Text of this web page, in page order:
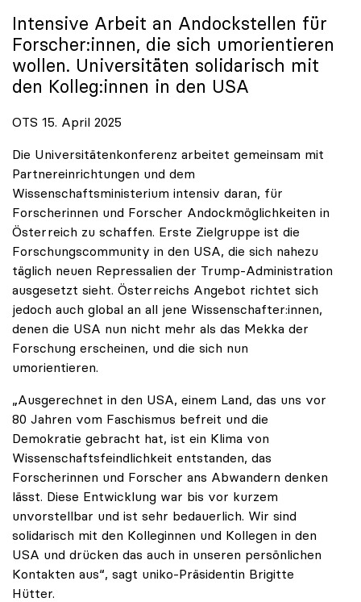
Intensive Arbeit an Andockstellen für
Forscher:innen, die sich umorientieren
wollen. Universitäten solidarisch mit
den Kolleg:innen in den USA
OTS 15. April 2025
Die Universitätenkonferenz arbeitet gemeinsam mit
Partnereinrichtungen und dem
Wissenschaftsministerium intensiv daran, für
Forscherinnen und Forscher Andockmöglichkeiten in
Österreich zu schaffen. Erste Zielgruppe ist die
Forschungscommunity in den USA, die sich nahezu
täglich neuen Repressalien der Trump-Administration
ausgesetzt sieht. Österreichs Angebot richtet sich
jedoch auch global an all jene Wissenschafter:innen,
denen die USA nun nicht mehr als das Mekka der
Forschung erscheinen, und die sich nun
umorientieren.
„Ausgerechnet in den USA, einem Land, das uns vor
80 Jahren vom Faschismus befreit und die
Demokratie gebracht hat, ist ein Klima von
Wissenschaftsfeindlichkeit entstanden, das
Forscherinnen und Forscher ans Abwandern denken
lässt. Diese Entwicklung war bis vor kurzem
unvorstellbar und ist sehr bedauerlich. Wir sind
solidarisch mit den Kolleginnen und Kollegen in den
USA und drücken das auch in unseren persönlichen
Kontakten aus“, sagt uniko-Präsidentin Brigitte
Hütter.